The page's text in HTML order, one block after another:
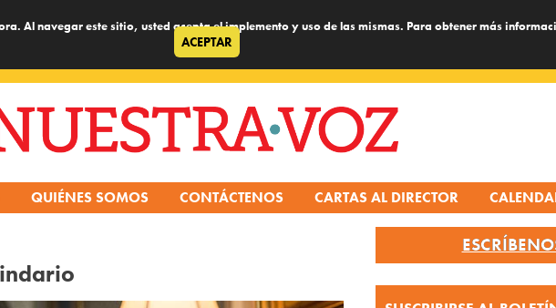
Al navegar este sitio, usted acepta el implemento y uso de las mismas. Para obtener más
ACEPTAR
QUIÉNES SOMOS CONTÁCTENOS CARTAS AL DIRECTOR